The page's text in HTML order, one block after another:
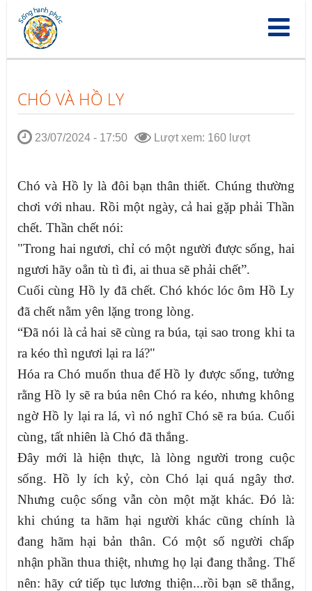
dung
CHÓ VÀ HỒ LY
23/07/2024 - 17:50 Lượt xem: 160 lượt
Chó và Hồ ly là đôi bạn thân thiết. Chúng thường
chơi với nhau. Rồi một ngày, cả hai gặp phải Thần
chết. Thần chết nói:
"Trong hai ngươi, chỉ có một người được sống, hai
ngươi hãy oẳn tù tì đi, ai thua sẽ phải chết”.
Cuối cùng Hồ ly đã chết. Chó khóc lóc ôm Hồ Ly
đã chết nằm yên lặng trong lòng.
“Đã nói là cả hai sẽ cùng ra búa, tại sao trong khi ta
ra kéo thì ngươi lại ra lá?"
Hóa ra Chó muốn thua để Hồ ly được sống, tưởng
rằng Hồ ly sẽ ra búa nên Chó ra kéo, nhưng không
ngờ Hồ ly lại ra lá, vì nó nghĩ Chó sẽ ra búa. Cuối
cùng, tất nhiên là Chó đã thắng.
Đây mới là hiện thực, là lòng người trong cuộc
sống. Hồ ly ích kỷ, còn Chó lại quá ngây thơ.
Nhưng cuộc sống vẫn còn một mặt khác. Đó là:
khi chúng ta hãm hại người khác cũng chính là
đang hãm hại bản thân. Có một số người chấp
nhận phần thua thiệt, nhưng họ lại đang thắng. Thế
nên: hãy cứ tiếp tục lương thiện...rồi bạn sẽ thắng,